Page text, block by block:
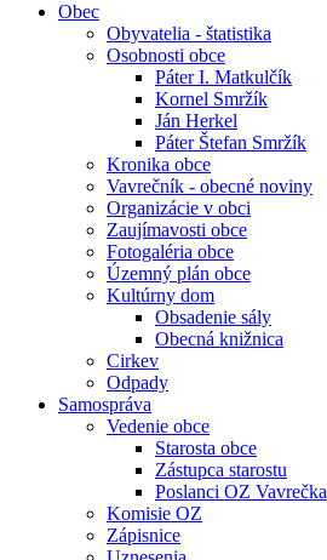
Obec
Obyvatelia - štatistika
Osobnosti obce
Páter I. Matkulčík
Kornel Smržík
Ján Herkel
Páter Štefan Smržík
Kronika obce
Vavrečník - obecné noviny
Organizácie v obci
Zaujímavosti obce
Fotogaléria obce
Územný plán obce
Kultúrny dom
Obsadenie sály
Obecná knižnica
Cirkev
Odpady
Samospráva
Vedenie obce
Starosta obce
Zástupca starostu
Poslanci OZ Vavrečka
Komisie OZ
Zápisnice